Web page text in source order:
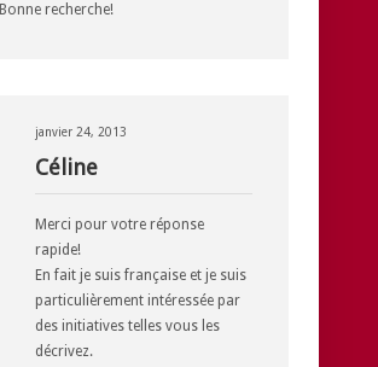
Bonne recherche!
janvier 24, 2013
Céline
Merci pour votre réponse
rapide!
En fait je suis française et je suis
particulièrement intéressée par
des initiatives telles vous les
décrivez.